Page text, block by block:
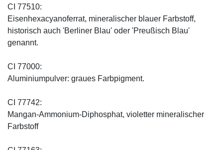
CI 77510:
Eisenhexacyanoferrat, mineralischer blauer Farbstoff,
historisch auch 'Berliner Blau' oder 'Preußisch Blau'
genannt.
CI 77000:
Aluminiumpulver: graues Farbpigment.
CI 77742:
Mangan-Ammonium-Diphosphat, violetter mineralischer
Farbstoff